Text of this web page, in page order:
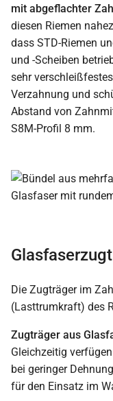
mit abgeflachter
diesen Riemen
dass STD-Riemen
und -Scheiben
sehr
Verzahnung und
Abstand von
S8M-Profil 8 mm.
Die Zugträger im
(Lasttrumkraft) des
Zugträger aus
Gleichzeitig
bei geringer
für den Einsatz im